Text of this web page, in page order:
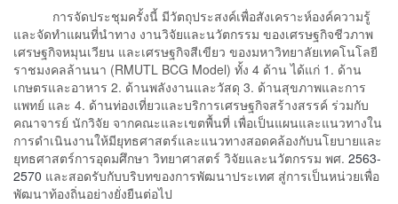
การจัดประชุมครั้งนี้ มีวัตถุประสงค์เพื่อสังเคราะห์องค์ความรู้
และจัดทำแผนที่นำทาง งานวิจัยและนวัตกรรม ของเศรษฐกิจชีวภาพ
เศรษฐกิจหมุนเวียน และเศรษฐกิจสีเขียว ของมหาวิทยาลัยเทคโนโลยี
ราชมงคลล้านนา (RMUTL BCG Model) ทั้ง 4 ด้าน ได้แก่ 1. ด้าน
เกษตรและอาหาร 2. ด้านพลังงานและวัสดุ 3. ด้านสุขภาพและการ
แพทย์ และ 4. ด้านท่องเที่ยวและบริการเศรษฐกิจสร้างสรรค์ ร่วมกับ
คณาจารย์ นักวิจัย จากคณะและเขตพื้นที่ เพื่อเป็นแผนและแนวทางใน
การดำเนินงานให้มียุทธศาสตร์และแนวทางสอดคล้องกับนโยบายและ
ยุทธศาสตร์การอุดมศึกษา วิทยาศาสตร์ วิจัยและนวัตกรรม พศ. 2563-
2570 และสอดรับกับบริบทของการพัฒนาประเทศ สู่การเป็นหน่วยเพื่อ
พัฒนาท้องถิ่นอย่างยั่งยืนต่อไป